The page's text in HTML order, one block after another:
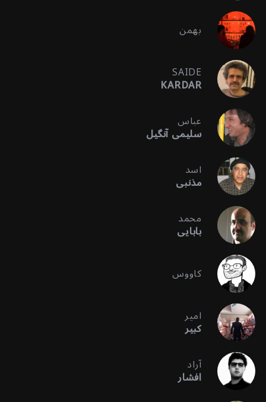
بهمن
SAIDE
KARDAR
عباس
سلیمی آنگیل
اسد
مذنبی
محمد
بابایی
کاووس
امیر
کبیر
آراد
افشار